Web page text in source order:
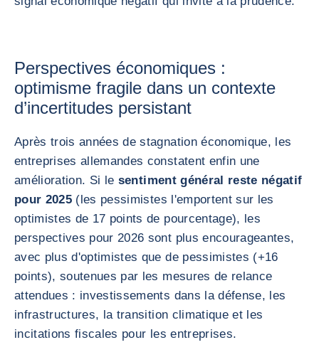
Perspectives économiques :
optimisme fragile dans un contexte
d’incertitudes persistant
Après trois années de stagnation économique, les
entreprises allemandes constatent enfin une
amélioration. Si le sentiment général reste négatif
pour 2025 (les pessimistes l'emportent sur les
optimistes de 17 points de pourcentage), les
perspectives pour 2026 sont plus encourageantes,
avec plus d'optimistes que de pessimistes (+16
points), soutenues par les mesures de relance
attendues : investissements dans la défense, les
infrastructures, la transition climatique et les
incitations fiscales pour les entreprises.